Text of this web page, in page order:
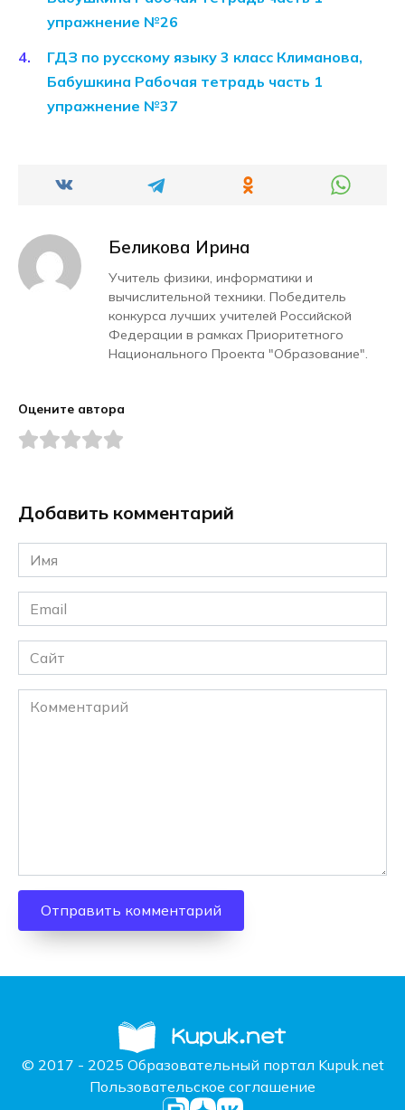
упражнение №26
ГДЗ по русскому языку 3 класс Климанова,
Бабушкина Рабочая тетрадь часть 1
упражнение №37
Беликова Ирина
Учитель физики, информатики и
вычислительной техники. Победитель
конкурса лучших учителей Российской
Федерации в рамках Приоритетного
Национального Проекта "Образование".
Оцените автора
Добавить комментарий
Имя
*
Email
*
Сайт
Комментарий
© 2017 - 2025 Образовательный портал Kupuk.net
Пользовательское соглашение